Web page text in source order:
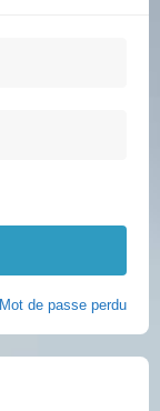
Mot de passe perdu